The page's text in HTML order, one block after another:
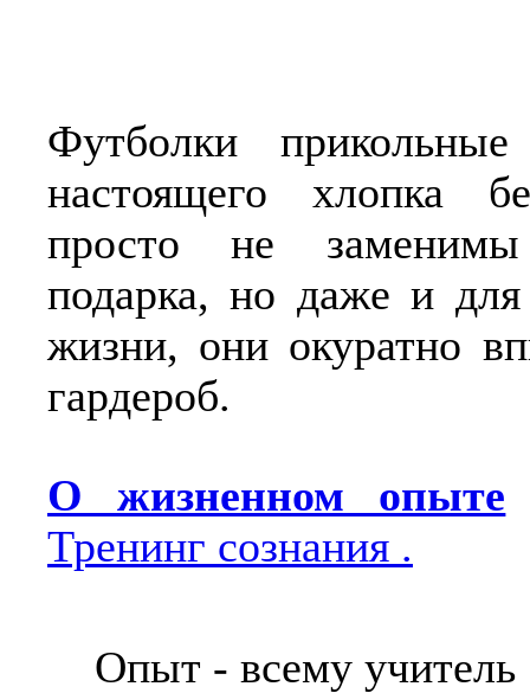
Футболки
настоящего хлопка
просто не
подарка, но даже и для
жизни, они окуратно
гардероб.
О жизненном опыте
Тренинг сознания .
Опыт - всему учитель